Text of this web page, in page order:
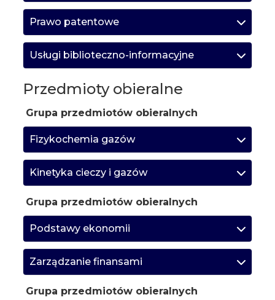
Prawo patentowe
Usługi biblioteczno-informacyjne
Przedmioty obieralne
Grupa przedmiotów obieralnych
Fizykochemia gazów
Kinetyka cieczy i gazów
Grupa przedmiotów obieralnych
Podstawy ekonomii
Zarządzanie finansami
Grupa przedmiotów obieralnych